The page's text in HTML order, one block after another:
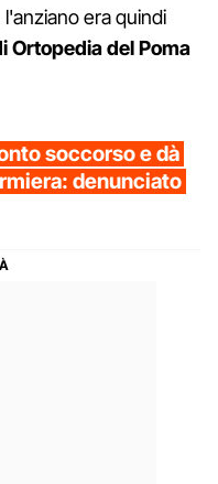
era quindi
Ortopedia del Poma
soccorso e dà
denunciato